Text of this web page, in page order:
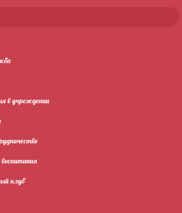
в учреждении
клуб